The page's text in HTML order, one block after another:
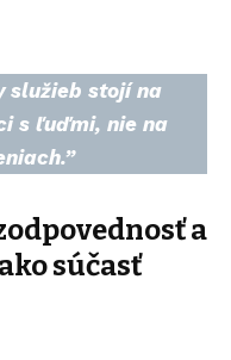
služieb stojí na
s ľuďmi, nie na
a
súčasť